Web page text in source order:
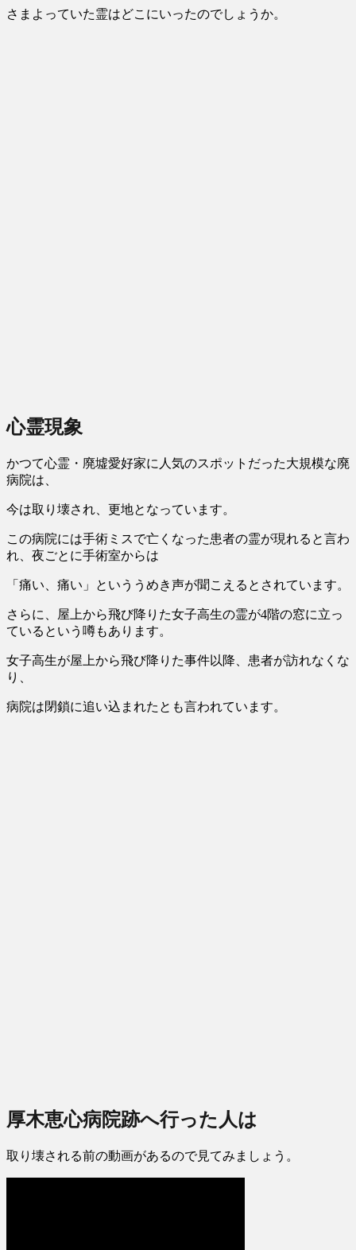
さまよっていた霊はどこにいったのでしょうか。
心霊現象
かつて心霊・廃墟愛好家に人気のスポットだった大規模な廃
病院は、
今は取り壊され、更地となっています。
この病院には手術ミスで亡くなった患者の霊が現れる と言わ
れ、夜ごとに手術室からは
「痛い、痛い」といううめき声が聞こえるとされています。
さらに、
屋上から飛び降りた女子高生の霊が4階の窓に立っ
ているという噂もあります。
女子高生が屋上から飛び降りた事件以降、患者が訪れなくな
り、
病院は閉鎖に追い込まれたとも言われています。
厚木恵心病院跡へ行った人は
取り壊される前の動画があるので見てみましょう。